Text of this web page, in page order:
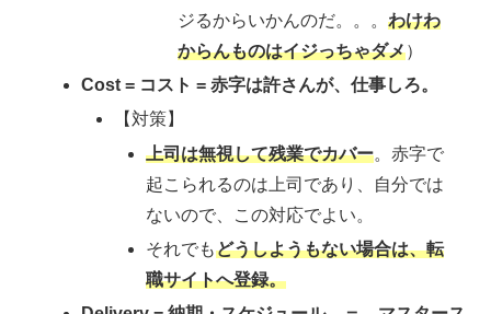
ジるからいかんのだ。。。 わけわ
からんものはイジっちゃダメ）
Cost = コスト = 赤字は許さんが、仕事しろ。
【対策】
上司は無視して残業でカバー。赤字で
起こられるのは上司であり、自分では
ないので、この対応でよい。
それでもどうしようもない場合は、転
職サイトへ登録。